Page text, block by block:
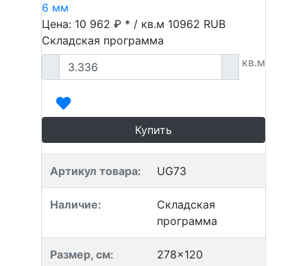
6 мм
Цена: 10 962 ₽ * / кв.м 10962 RUB
Складская программа
кв.м
Купить
Артикул товара: UG73
Наличие:
Складская
программа
Размер, см: 278x120